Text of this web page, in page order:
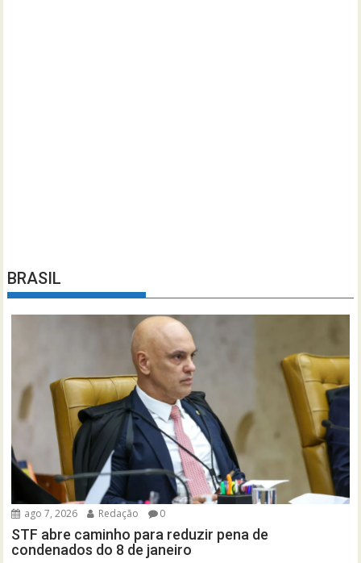
BRASIL
ago 7, 2026 Redação 0
STF abre caminho para reduzir pena de
condenados do 8 de janeiro